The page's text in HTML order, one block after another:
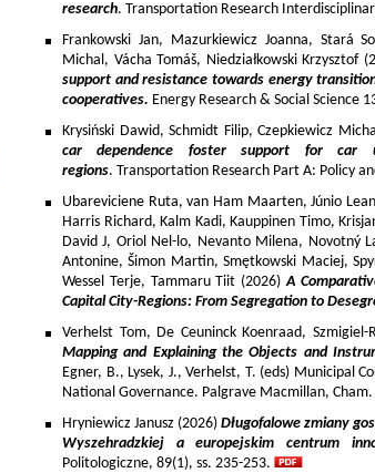
research. Transportation Research
Frankowski Jan, Mazurkiewicz Joanna, Stará
Michal, Vácha Tomáš, Niedziałkowski Krzysztof
support and resistance towards energy
cooperatives. Energy Research & Social Science
Krysiński Dawid, Schmidt Filip, Czepkiewicz
car dependence foster support for car
regions. Transportation Research Part A: Policy
Ubareviciene Ruta, van Ham Maarten, Júnio
Harris Richard, Kalm Kadi, Kauppinen Timo,
David J, Oriol Nel-lo, Nevanto Milena, Novotný
Antonine, Šimon Martin, Smętkowski Maciej,
Wessel Terje, Tammaru Tiit (2026)A
Capital City-Regions: From Segregation to
Verhelst Tom, De Ceuninck Koenraad, Szmigiel-
Mapping and Explaining the Objects and
Egner, B., Lysek, J., Verhelst, T. (eds) Municipal
National Governance. Palgrave Macmillan, Cham.
Hryniewicz Janusz (2026) Długofalowe zmiany
Wyszehradzkiej a europejskim centrum
Politologiczne, 89(1), ss. 235-253.